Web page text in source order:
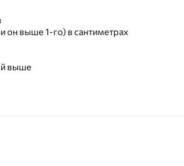
он выше 1-го) в сантиметрах
выше